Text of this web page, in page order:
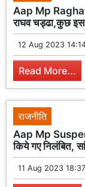
Aap Mp
राघव चड्ढा,कुछ इस
12 Aug 2023
Read More...
राजनीति
Aap Mp
किये गए निलंबित,
11 Aug 2023